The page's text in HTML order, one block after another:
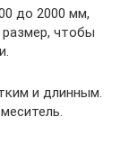
до 2000 мм,
чтобы
и длинным.